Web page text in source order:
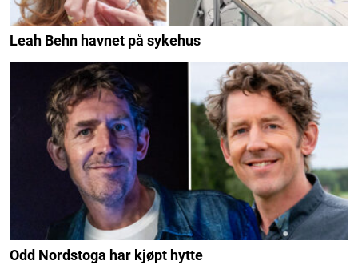
Leah Behn havnet på sykehus
Odd Nordstoga har kjøpt hytte